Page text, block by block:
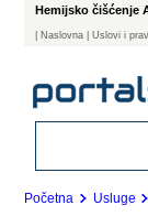
Hemijsko čišćenje
Naslovna | Uslovi i
Početna Usluge